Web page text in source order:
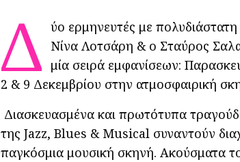
Δ ύο ερμηνευτές με
Νίνα Λοτσάρη & ο Σταύρος
μία σειρά εμφανίσεων:
2 & 9 Δεκεμβρίου στην ατμοσφαιρική
Διασκευασμένα και πρωτότυπα
της Jazz, Βlues & Μusical συναντούν
παγκόσμια μουσική σκηνή. Ακούσματα